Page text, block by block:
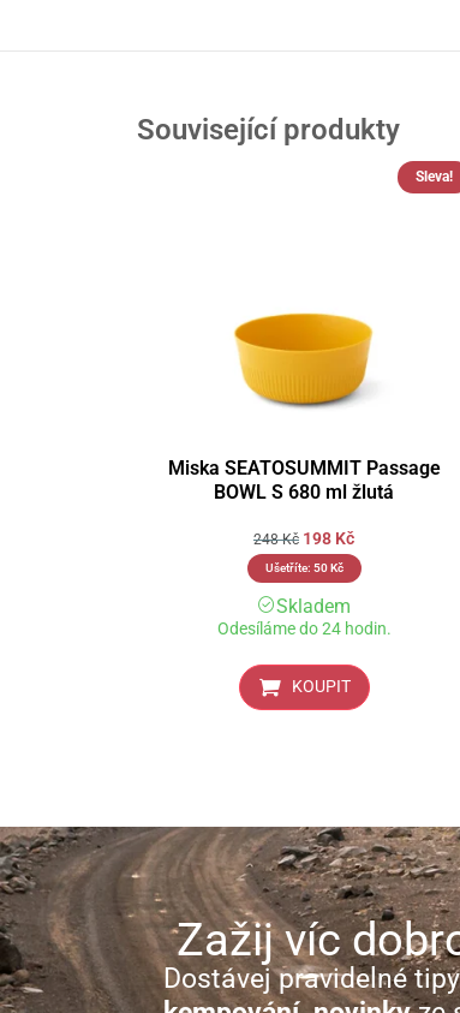
Související produkty
Sleva!
Miska SEATOSUMMIT Passage
BOWL S 680 ml žlutá
248Kč 198 Kč
Ušetříte: 50Kč
Skladem
Odesíláme do 24 hodin.
KOUPIT
Zažij víc
Dostávej pravidelné